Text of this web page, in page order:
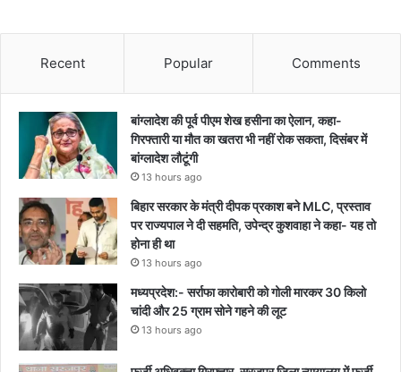
Recent Popular Comments
बांग्लादेश की पूर्व पीएम शेख हसीना का ऐलान, कहा-
गिरफ्तारी या मौत का खतरा भी नहीं रोक सकता, दिसंबर में
बांग्लादेश लौटूंगी
13 hours ago
बिहार सरकार के मंत्री दीपक प्रकाश बने MLC, प्रस्ताव
पर राज्यपाल ने दी सहमति, उपेन्द्र कुशवाहा ने कहा- यह तो
होना ही था
13 hours ago
मध्यप्रदेश:- सर्राफा कारोबारी को गोली मारकर 30 किलो
चांदी और 25 ग्राम सोने गहने की लूट
13 hours ago